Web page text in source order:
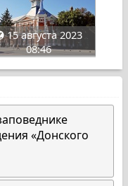
15 августа 2023
08:46
«Донского